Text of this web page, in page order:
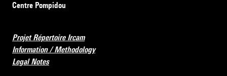
Centre Pompidou
Projet Répertoire Ircam
Information / Methodology
Legal Notes